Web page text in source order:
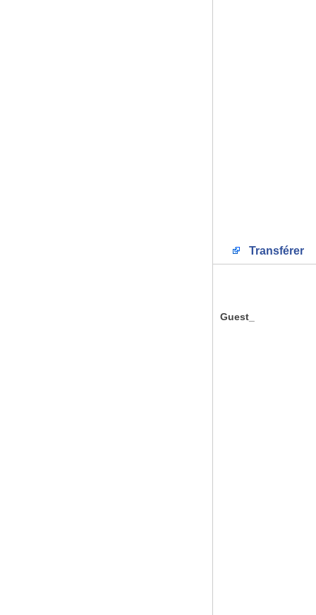
Transférer
Guest_